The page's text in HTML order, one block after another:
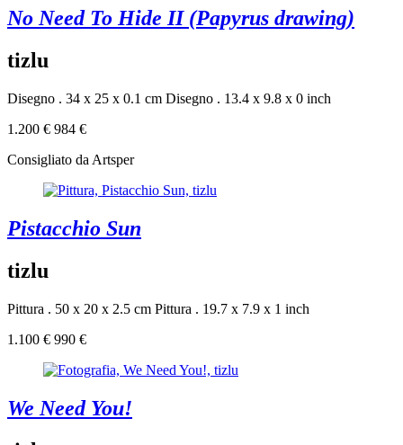
No Need To Hide II (Papyrus drawing)
tizlu
Disegno . 34 x 25 x 0.1 cm Disegno . 13.4 x 9.8 x 0 inch
1.200 € 984 €
Consigliato da Artsper
Pistacchio Sun
tizlu
Pittura . 50 x 20 x 2.5 cm Pittura . 19.7 x 7.9 x 1 inch
1.100 € 990 €
We Need You!